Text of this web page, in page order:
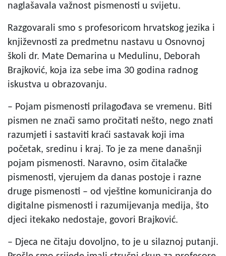
naglašavala važnost pismenosti u svijetu.
Razgovarali smo s profesoricom hrvatskog jezika i
književnosti za predmetnu nastavu u Osnovnoj
školi dr. Mate Demarina u Medulinu, Deborah
Brajković, koja iza sebe ima 30 godina radnog
iskustva u obrazovanju.
– Pojam pismenosti prilagođava se vremenu. Biti
pismen ne znači samo pročitati nešto, nego znati
razumjeti i sastaviti kraći sastavak koji ima
početak, sredinu i kraj. To je za mene današnji
pojam pismenosti. Naravno, osim čitalačke
pismenosti, vjerujem da danas postoje i razne
druge pismenosti – od vještine komuniciranja do
digitalne pismenosti i razumijevanja medija, što
djeci itekako nedostaje, govori Brajković.
– Djeca ne čitaju dovoljno, to je u silaznoj putanji.